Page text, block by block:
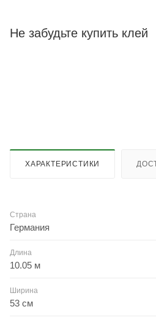
Не забудьте купить клей
ХАРАКТЕРИСТИКИ
Страна
Германия
Длина
10.05 м
Ширина
53 см